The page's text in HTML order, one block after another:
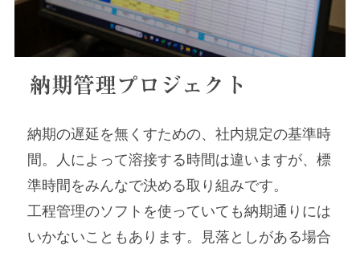
納期管理プロジェクト
納期の遅延を無くすための、社内規定の基準時
間。人によって溶接する時間は違いますが、標
準時間をみんなで決める取り組みです。
工程管理のソフトを使っていても納期通りには
いかないこともあります。見落としがある場合